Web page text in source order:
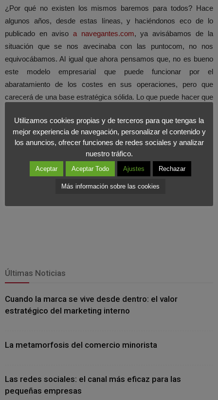
¿Por qué no existen los mismos baremos para todos? Hace
algunos años, desde estas líneas, y haciéndonos eco de lo
publicado en aviso a navegantes.com, ya avisábamos de la
situación que se nos avecinaba con las puntocom, no nos
equivocábamos. Al igual que ahora pensamos que, no es bueno
este modelo empresarial que puede funcionar por el
abaratamiento de los costes en sus operaciones, pero que
carecerá de una base estratégica sólida. Lo que puede hacer que
Últimas Noticias
Cuando la marca se vive desde dentro: el valor
estratégico del marketing interno
La metamorfosis del comercio minorista
Las redes sociales: el canal más eficaz para las
pequeñas empresas
Utilizamos cookies propias y de terceros para que tengas la
mejor experiencia de navegación, personalizar el contenido y
los anuncios, ofrecer funciones de redes sociales y analizar
nuestro tráfico.
Aceptar Aceptar Todo Ajustes Rechazar
Más información sobre las cookies